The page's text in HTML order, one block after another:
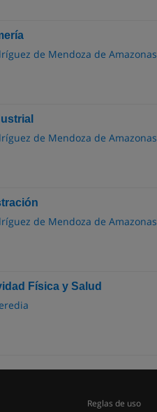
de Mendoza de Amazonas
de Mendoza de Amazonas
de Mendoza de Amazonas
Física y Salud
Reglas de uso